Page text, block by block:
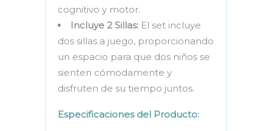
cognitivo y motor.
Incluye 2 Sillas: El set incluye
dos sillas a juego, proporcionando
un espacio para que dos niños se
sienten cómodamente y
disfruten de su tiempo juntos.
Especificaciones del Producto: